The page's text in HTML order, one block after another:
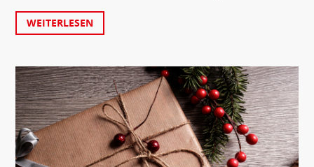
WEITERLESEN